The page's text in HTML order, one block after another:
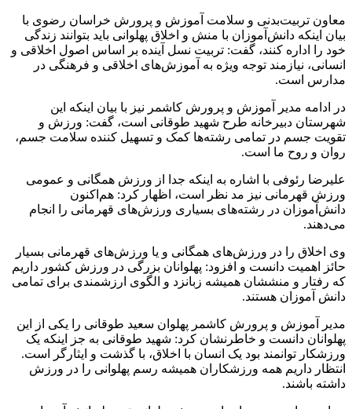
معاون تربیت‌بدنی و سلامت آموزش و پرورش خراسان رضوی با
بیان اینکه دانش‌آموزان با منش و اخلاق پهلوانی باید بتوانند زندگی
خود را اداره کنند، گفت: تربیت نسل آینده بر اساس اصول اخلاقی و
انسانی، نیازمند توجه ویژه به آموزش‌های اخلاقی و فرهنگی در
مدارس است.
در ادامه مدیر آموزش و پرورش کاشمر نیز با بیان اینکه این
شهرستان دبیرخانه طرح شهید طوقانی است، گفت: ورزش و
تقویت جسم در تمامی رشته‌ها کمک و تسهیل کننده سلامت جسم،
روان و روح ما است.
علیرضا رئوفی با اشاره به اینکه جدا از ورزش همگانی و عمومی
ورزش قهرمانی نیز مد نظر است، اظهار کرد: هم‌اکنون
دانش‌آموزان در رشته‌های بسیاری ورزش‌های قهرمانی را انجام
می‌دهند.
وی اخلاق را در ورزش‌های همگانی و یا ورزش‌های قهرمانی بسیار
حائز اهمیت دانست و افزود: پهلوانان بزرگی در ورزش کشور داریم
که رفتار و منششان همیشه زبانزد و الگوی ارزشمندی برای تمامی
دانش آموزان هستند.
مدیر آموزش و پرورش کاشمر پهلوان سعید طوقانی را یکی از این
پهلوانان دانست و خاطرنشان کرد: شهید طوقانی به جز اینکه یک
ورزشکار توانمند بود یک انسان با اخلاق، با گذشت و ایثارگر است.
انتظار داریم همه ورزشکاران همیشه رسم پهلوانی را در ورزش
داشته باشند.